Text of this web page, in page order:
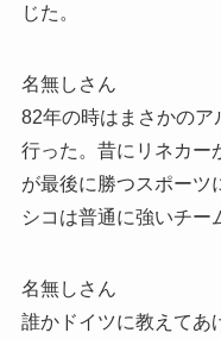
じた。
名無しさん
82年の時はまさかの
行った。昔にリネカー
が最後に勝つスポーツ
シコは普通に強いチー
名無しさん
誰かドイツに教えてあ